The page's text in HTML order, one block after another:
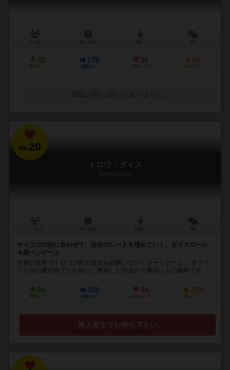
42
興味あり
178
経験あり
35
お気に入り
88
持ってる
No.20
トロワ・ダイス
Troyes Dice
サイコロの目に合わせて、自分のシートを埋めていく、ダイスロール
＆紙ペンゲーム
中世の世界でトロワの町の歴史を紐解いていくボードゲーム。 ８ラウ
ンド目の夜が終了した時に、獲得した得点が一番高い人の勝利です。
80
興味あり
304
経験あり
44
お気に入り
219
持ってる
再入荷までお待ち下さい